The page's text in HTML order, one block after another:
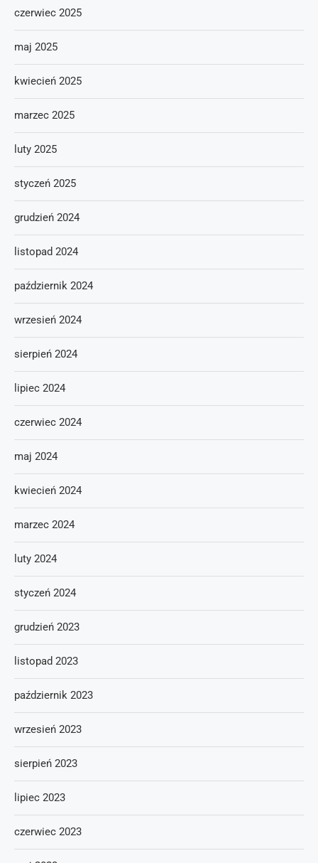
czerwiec 2025
maj 2025
kwiecień 2025
marzec 2025
luty 2025
styczeń 2025
grudzień 2024
listopad 2024
październik 2024
wrzesień 2024
sierpień 2024
lipiec 2024
czerwiec 2024
maj 2024
kwiecień 2024
marzec 2024
luty 2024
styczeń 2024
grudzień 2023
listopad 2023
październik 2023
wrzesień 2023
sierpień 2023
lipiec 2023
czerwiec 2023